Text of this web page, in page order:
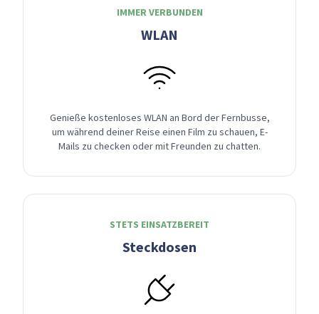
IMMER VERBUNDEN
WLAN
Genieße kostenloses WLAN an Bord der Fernbusse,
um während deiner Reise einen Film zu schauen, E-
Mails zu checken oder mit Freunden zu chatten.
STETS EINSATZBEREIT
Steckdosen